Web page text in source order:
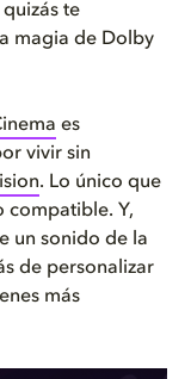
te
magia de Dolby
es
vivir sin
. Lo único que
compatible. Y,
un sonido de la
de personalizar
más